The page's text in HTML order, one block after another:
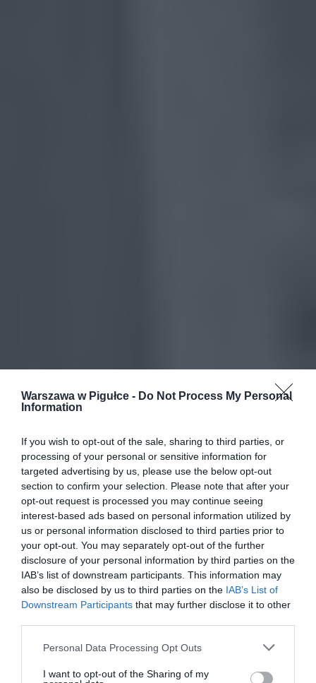
Warszawa w Pigułce - Do Not Process My Personal
Information
If you wish to opt-out of the sale, sharing to third parties, or
processing of your personal or sensitive information for
targeted advertising by us, please use the below opt-out
section to confirm your selection. Please note that after your
opt-out request is processed you may continue seeing
interest-based ads based on personal information utilized by
us or personal information disclosed to third parties prior to
your opt-out. You may separately opt-out of the further
disclosure of your personal information by third parties on the
IAB’s list of downstream participants. This information may
also be disclosed by us to third parties on the IAB’s List of
Downstream Participants that may further disclose it to other
Personal Data Processing Opt Outs
I want to opt-out of the Sharing of my